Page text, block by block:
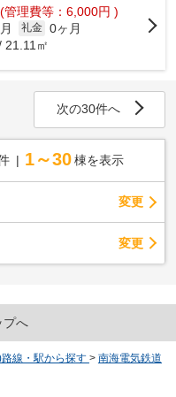
(管理費等：6,000円 )
礼金 0ヶ月
21.11㎡
次の30件へ
1～30 棟を表示
変更
変更
プへ
線・駅から探す > 南海電気鉄道